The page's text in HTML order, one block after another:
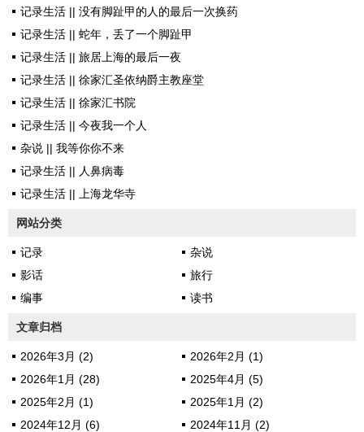
多坎坷，一直隐忍着，在心里温
着融化着，最后变成为一种信
同事过来问，今年三八节单位有
记录生活 || 没有脚趾甲的人的最后一次换药
记录生活 || 蛇年，丢了一个脚趾甲
记录生活 || 旅居上海的最后一夜
记录生活 || 徐家汇圣依纳爵主教座堂
记录生活 || 徐家汇书院
记录生活 || 今夜我一个人
杂说 || 我等你你不来
记录生活 || 人鼻病毒
记录生活 || 上海龙华寺
网站分类
记录
杂说
影话
旅行
编事
读书
文章归档
2026年3月 (2)
2026年2月 (1)
2026年1月 (28)
2025年4月 (5)
2025年2月 (1)
2025年1月 (2)
2024年12月 (6)
2024年11月 (2)